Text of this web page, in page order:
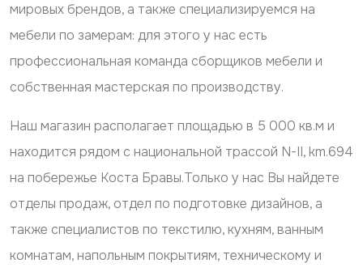
мировых брендов, а также специализируемся на
мебели по замерам: для этого у нас есть
профессиональная команда сборщиков мебели и
собственная мастерская по производству.
Наш магазин располагает площадью в 5 000 кв.м и
находится рядом с национальной трассой N-II, km.694
на побережье Коста Бравы.Только у нас Вы найдете
отделы продаж, отдел по подготовке дизайнов, а
также специалистов по текстилю, кухням, ванным
комнатам, напольным покрытиям, техническому и